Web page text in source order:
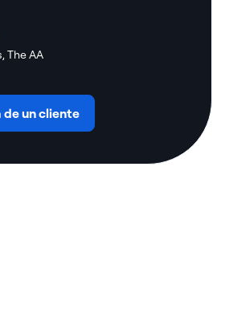
The AA
de un cliente